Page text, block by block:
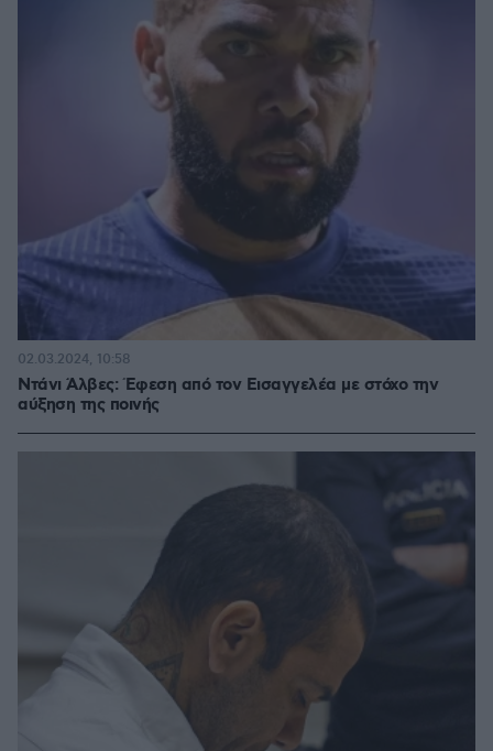
Ντάνι Άλβες: Έφεση από τον Εισαγγελέα με στόχο την
αύξηση της ποινής
02.03.2024, 10:58